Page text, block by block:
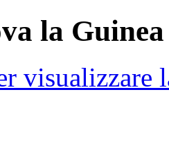
la
visualizzare